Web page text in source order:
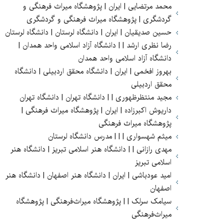
محمد مرتضایی | ایران | پژوهشگاه میراث فرهنگی و
گردشگری | پژوهشگاه میراث فرهنگی و گردشگری
حسین صدیقیان | ایران | دانشگاه لرستان | دانشگاه لرستان
رضا نظری ارشد | | دانشگاه آزاد اسلامی واحد همدان |
دانشگاه آزاد اسلامی واحد همدان
بهروز افخمی | ایران | دانشگاه محقق اردبیلی | دانشگاه
محقق اردبیلی
مجید منتظرظهوری | | دانشگاه تهران | دانشگاه تهران
داریوش اکبرزاده | ایران | پژوهشگاه میراث فرهنگی |
پژوهشگاه میراث فرهنگی
میثم شهسواری | | | مدرس دانشگاه لرستان
مهدی رازانی | | دانشگاه هنر اسلامی تبریز | دانشگاه هنر
اسلامی تبریز
امید عودباشی | ایران | دانشگاه هنر اصفهان | دانشگاه هنر
اصفهان
سیامک سرلک | | پژوهشگاه میراث‌فرهنگی | پژوهشگاه
میراث‌فرهنگی